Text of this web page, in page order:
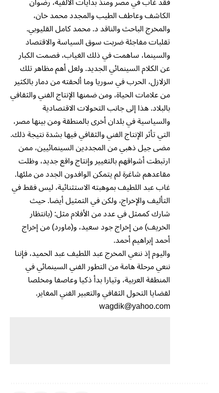
الكاشف وعاطف الطيب والمجدد محمد خان،
والمخرج الباحث والناقد د. محمد كامل القليوبي.
تقلبات مفاجئة ضربت سوق السياسة والاقتصاد
والسينما، ساهمت في ذلك الغياب، فصمت الكبار
عن الكلام السينمائي الجديد. ولعل أهم مظاهر تلك
الزلازل، الحرب في سوريا وما ألحقته من دمار بالكثير
من علامات الحياة، ومن ضمنها الإنتاج الفني والثقافي
بالبلاد. هذا إلى جانب التحولات الاقتصادية
والسياسية في بلدان أخرى بالمنطقة ومن بينها مصر،
التي تأثر الإنتاج الفني والثقافي فيها بشدة نتيجة ذلك.
مضى جيل ذهبي من المجددين السينمائيين، ممن
ارتبطت أشواقهم بالتغيير وإنتاج واقع جديد، وظلت
مقاعدهم شاغرة لم يتمكن الوافدون الجدد من ملئها.
غاب عبد اللطيف بموهبته الاستثنائية، ليس فقط في
التأليف والإخراج، ولكن في التمثيل أيضا. حيث
شارك كممثل في عدد من الأفلام مثل: (بانتظار
الخريف) من إخراج جود سعيد، و(ماورد) من إخراج
أحمد إبراهيم أحمد.
واليوم إذ ننعي المخرج عبد اللطيف عبد الحميد، فإننا
ننعي مرحلة هامة من التطور الفني السينمائي في
المنطقة العربية، وتيارا بدأ ذكيا وعاصفا ومخلصا
لقضايا التحول الثقافي والتعبير الفني المغاير.
wagdik@yahoo.com